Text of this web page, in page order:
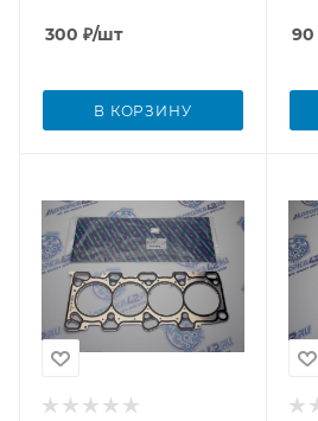
300 ₽/шт
В КОРЗИНУ
90